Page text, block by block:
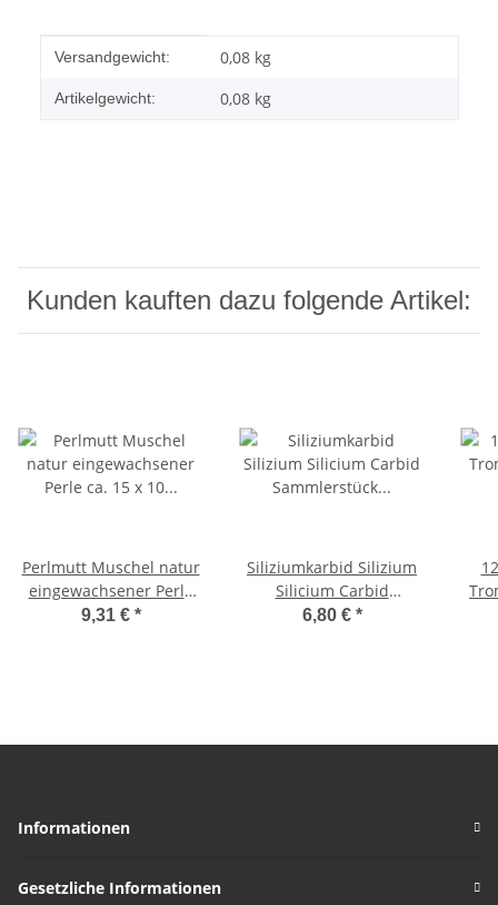
Produkteigenschaft
Wert
Versandgewicht: 0,08 kg
Artikelgewicht: 0,08 kg
Kunden kauften dazu folgende Artikel:
Perlmutt Muschel natur
eingewachsener Perle
ca. 15 x 10 cm ideal zur
9,31 € *
Siliziumkarbid Silizium
Silicium Carbid
Sammlerstück
6,80 € *
Informationen
Gesetzliche Informationen